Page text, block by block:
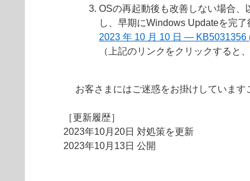
OSの再起動後も改善しない場合
し、早期にWindows Updateを完
2023 年 10 月 10 日 — KB5031356
（上記のリンクをクリックすると
お客さまにはご迷惑をお掛けしています
［更新履歴］
2023年10月20日 対処策を更新
2023年10月13日 公開